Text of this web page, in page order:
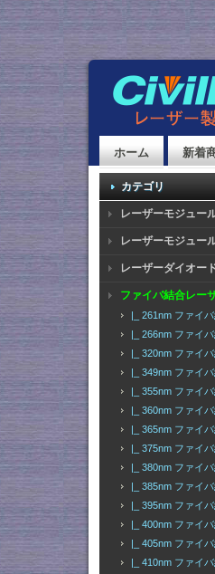
ホーム 新着
カテゴリ
レーザーモジュー
レーザーモジュー
レーザーダイオー
ファイバ結合レー
|_ 261nm ファイ
|_ 266nm ファイ
|_ 320nm ファイ
|_ 349nm ファイ
|_ 355nm ファイ
|_ 360nm ファイ
|_ 365nm ファイ
|_ 375nm ファイ
|_ 380nm ファイ
|_ 385nm ファイ
|_ 395nm ファイ
|_ 400nm ファイ
|_ 405nm ファイ
|_ 410nm ファイ